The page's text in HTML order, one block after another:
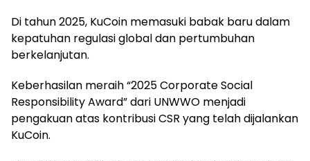
Di tahun 2025, KuCoin memasuki babak baru dalam
kepatuhan regulasi global dan pertumbuhan
berkelanjutan.
Keberhasilan meraih “2025 Corporate Social
Responsibility Award” dari UNWWO menjadi
pengakuan atas kontribusi CSR yang telah dijalankan
KuCoin.